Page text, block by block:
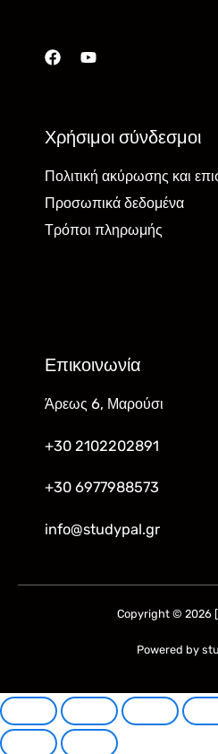
Χρήσιμοι σύνδεσμοι
Πολιτική ακύρωσης και
Προσωπικά δεδομένα
Τρόποι πληρωμής
Επικοινωνία
Άρεως 6, Μαρούσι
+30 2102202891
+30 6977988573
info@studypal.gr
Copyright © 2026
Powered by